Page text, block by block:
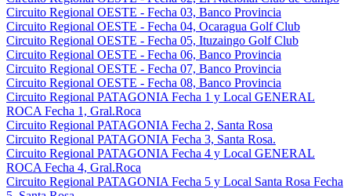
Circuito Regional OESTE - Fecha 03, Banco Provincia
Circuito Regional OESTE - Fecha 04, Ocaragua Golf Club
Circuito Regional OESTE - Fecha 05, Ituzaingo Golf Club
Circuito Regional OESTE - Fecha 06, Banco Provincia
Circuito Regional OESTE - Fecha 07, Banco Provincia
Circuito Regional OESTE - Fecha 08, Banco Provincia
Circuito Regional PATAGONIA Fecha 1 y Local GENERAL
ROCA Fecha 1, Gral.Roca
Circuito Regional PATAGONIA Fecha 2, Santa Rosa
Circuito Regional PATAGONIA Fecha 3, Santa Rosa.
Circuito Regional PATAGONIA Fecha 4 y Local GENERAL
ROCA Fecha 4, Gral.Roca
Circuito Regional PATAGONIA Fecha 5 y Local Santa Rosa Fecha